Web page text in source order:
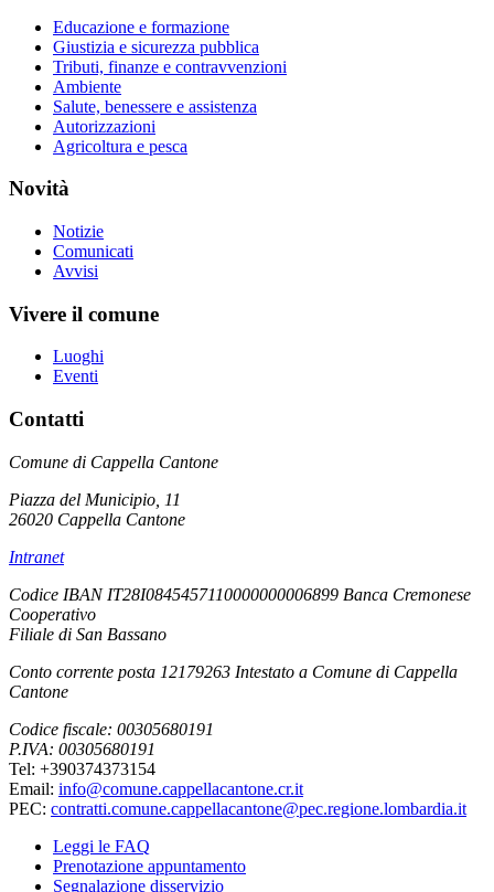
Educazione e formazione
Giustizia e sicurezza pubblica
Tributi, finanze e contravvenzioni
Ambiente
Salute, benessere e assistenza
Autorizzazioni
Agricoltura e pesca
Novità
Notizie
Comunicati
Avvisi
Vivere il comune
Luoghi
Eventi
Contatti
Comune di Cappella Cantone
Piazza del Municipio, 11
26020 Cappella Cantone
Intranet
Codice IBAN IT28I0845457110000000006899 Banca Cremonese
Cooperativo
Filiale di San Bassano
Conto corrente posta 12179263 Intestato a Comune di Cappella
Cantone
Codice fiscale: 00305680191
P.IVA: 00305680191
Tel: +390374373154
Email: info@comune.cappellacantone.cr.it
PEC: contratti.comune.cappellacantone@pec.regione.lombardia.it
Leggi le FAQ
Prenotazione appuntamento
Segnalazione disservizio